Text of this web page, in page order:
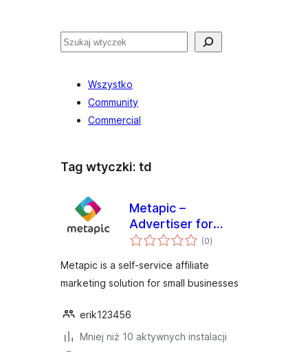
Szukaj
Wszystko
Community
Commercial
Tag wtyczki: td
Metapic –
Advertiser for
WooCommerce
(0wszystkich
ocen
)
Metapic is a self-service affiliate
marketing solution for small businesses
erik123456
Mniej niż 10 aktywnych instalacji